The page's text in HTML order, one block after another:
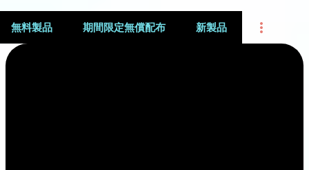
無料製品 期間限定無償配布 新製品